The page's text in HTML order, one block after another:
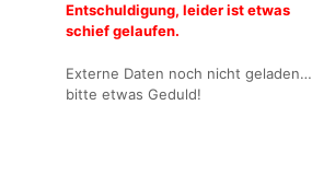
Entschuldigung, leider ist etwas
schief gelaufen.
Externe Daten noch nicht geladen…
bitte etwas Geduld!